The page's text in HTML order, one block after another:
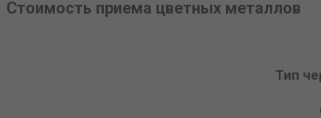
Стоимость приема цветных металлов
Тип